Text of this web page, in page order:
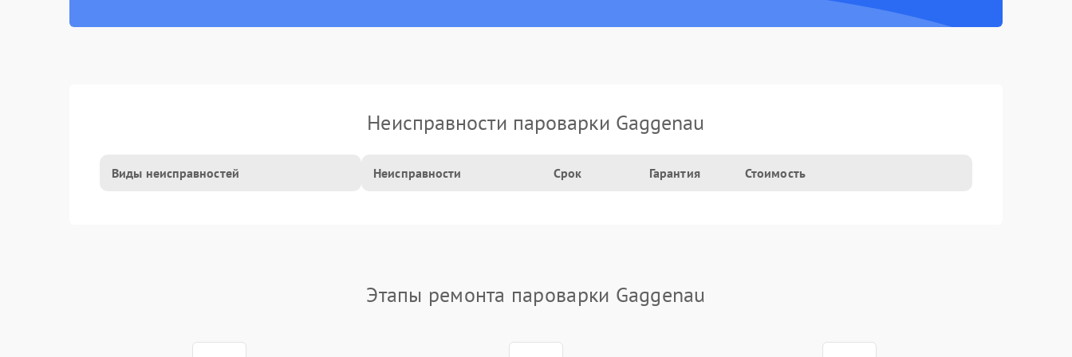
Неисправности пароварки Gaggenau
Виды неисправностей Неисправности Срок Гарантия Стоимость
Этапы ремонта пароварки Gaggenau